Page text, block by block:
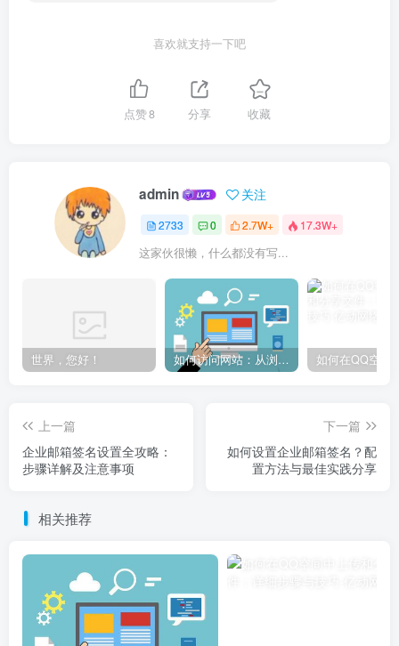
喜欢就支持一下吧
点赞8 分享 收藏
admin 关注
2733 0 2.7W+ 17.3W+
这家伙很懒，什么都没有写...
世界，您好！ 如何访问网站：从浏览器输入到页面加载的完整步骤详解
上一篇
企业邮箱签名设置全攻略：
步骤详解及注意事项
下一篇
如何设置企业邮箱签名？配
置方法与最佳实践分享
相关推荐